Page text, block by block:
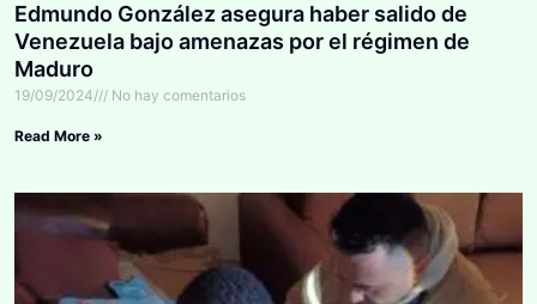
Edmundo González asegura haber salido de
Venezuela bajo amenazas por el régimen de
Maduro
19/09/2024 No hay comentarios
Read More »